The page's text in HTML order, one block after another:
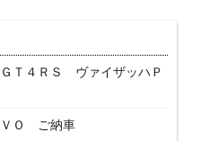
Ｔ４ＲＳ ヴァイザッハＰ
Ｏ ご納車